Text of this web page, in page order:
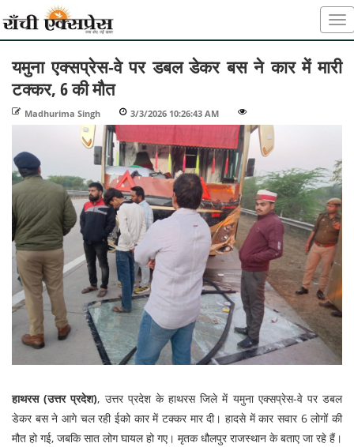
यमुना एक्सप्रेस-वे पर डबल डेकर बस ने कार में मारी
टक्कर, 6 की मौत
Madhurima Singh 3/3/2026 10:26:43 AM
हाथरस (उत्तर प्रदेश), उत्तर प्रदेश के हाथरस जिले में यमुना एक्सप्रेस-वे पर डबल
डेकर बस ने आगे चल रही ईको कार में टक्कर मार दी। हादसे में कार सवार 6 लोगों की
मौत हो गई, जबकि सात लोग घायल हो गए। मृतक धौलपुर राजस्थान के बताए जा रहे हैं।